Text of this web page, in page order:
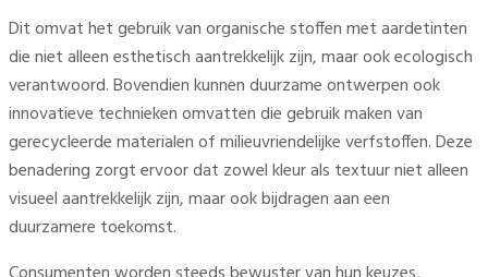
Dit omvat het gebruik van organische stoffen met aardetinten
die niet alleen esthetisch aantrekkelijk zijn, maar ook ecologisch
verantwoord. Bovendien kunnen duurzame ontwerpen ook
innovatieve technieken omvatten die gebruik maken van
gerecycleerde materialen of milieuvriendelijke verfstoffen. Deze
benadering zorgt ervoor dat zowel kleur als textuur niet alleen
visueel aantrekkelijk zijn, maar ook bijdragen aan een
duurzamere toekomst.